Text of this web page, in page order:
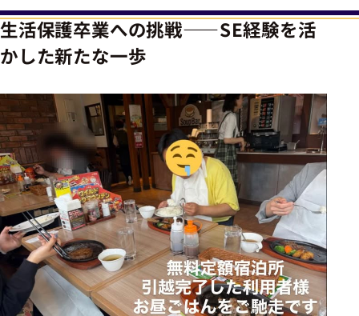
生活保護卒業への挑戦――SE経験を活
かした新たな一歩